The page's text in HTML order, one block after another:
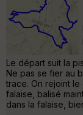
Le départ suit la
Ne pas se fier au
trace. On rejoint
falaise, balisé
dans la falaise,